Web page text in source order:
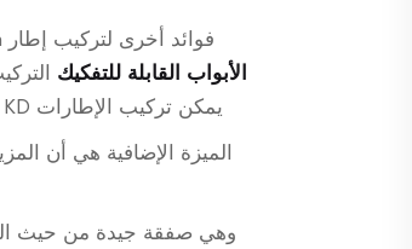
فوائد أخرى لتركيب إطار Knock Down هي بساطته في التركيب. إليك الفيديو الذي سيوضح لك كيفية
الأبواب القابلة للتفكيك
يمكن تركيب الإطارات KD في أي وقت دون الحاجة إلى خبرة صناعية. لا حاجة لأدوات فاخرة أو برامج متقدمة.
الميزة الإضافية هي أن
وهي صفقة جيدة من حيث